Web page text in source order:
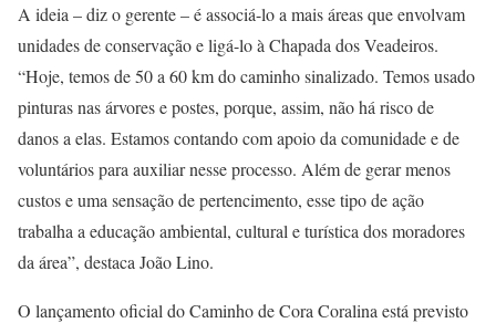
A ideia – diz o gerente – é associá-lo a mais áreas que envolvam
unidades de conservação e ligá-lo à Chapada dos Veadeiros.
“Hoje, temos de 50 a 60 km do caminho sinalizado. Temos usado
pinturas nas árvores e postes, porque, assim, não há risco de
danos a elas. Estamos contando com apoio da comunidade e de
voluntários para auxiliar nesse processo. Além de gerar menos
custos e uma sensação de pertencimento, esse tipo de ação
trabalha a educação ambiental, cultural e turística dos moradores
da área”, destaca João Lino.
O lançamento oficial do Caminho de Cora Coralina está previsto